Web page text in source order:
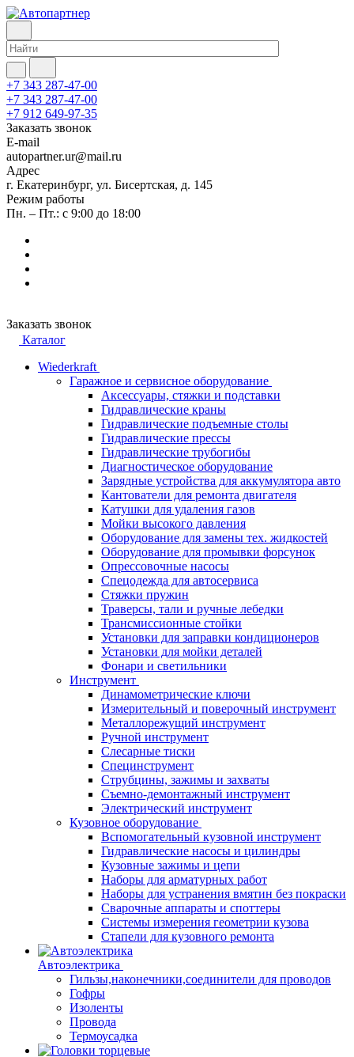
+7 343 287-47-00
+7 343 287-47-00
+7 912 649-97-35
Заказать звонок
E-mail
autopartner.ur@mail.ru
Адрес
г. Екатеринбург, ул. Бисертская, д. 145
Режим работы
Пн. – Пт.: с 9:00 до 18:00
Заказать звонок
Каталог
Wiederkraft
Гаражное и сервисное оборудование
Аксессуары, стяжки и подставки
Гидравлические краны
Гидравлические подъемные столы
Гидравлические прессы
Гидравлические трубогибы
Диагностическое оборудование
Зарядные устройства для аккумулятора авто
Кантователи для ремонта двигателя
Катушки для удаления газов
Мойки высокого давления
Оборудование для замены тех. жидкостей
Оборудование для промывки форсунок
Опрессовочные насосы
Спецодежда для автосервиса
Стяжки пружин
Траверсы, тали и ручные лебедки
Трансмиссионные стойки
Установки для заправки кондиционеров
Установки для мойки деталей
Фонари и светильники
Инструмент
Динамометрические ключи
Измерительный и поверочный инструмент
Металлорежущий инструмент
Ручной инструмент
Слесарные тиски
Специнструмент
Струбцины, зажимы и захваты
Съемно-демонтажный инструмент
Электрический инструмент
Кузовное оборудование
Вспомогательный кузовной инструмент
Гидравлические насосы и цилиндры
Кузовные зажимы и цепи
Наборы для арматурных работ
Наборы для устранения вмятин без покраски
Сварочные аппараты и споттеры
Системы измерения геометрии кузова
Стапели для кузовного ремонта
Автоэлектрика
Гильзы,наконечники,соединители для проводов
Гофры
Изоленты
Провода
Термоусадка